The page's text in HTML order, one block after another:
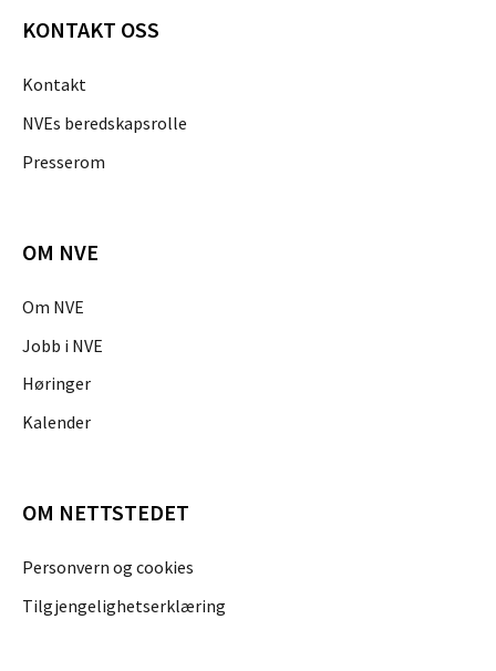
KONTAKT OSS
Kontakt
NVEs beredskapsrolle
Presserom
OM NVE
Om NVE
Jobb i NVE
Høringer
Kalender
OM NETTSTEDET
Personvern og cookies
Tilgjengelighetserklæring